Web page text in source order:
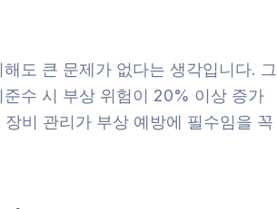
도 큰 문제가 없다는 생각입니다. 그
수 시 부상 위험이 20% 이상 증가
비 관리가 부상 예방에 필수임을 꼭